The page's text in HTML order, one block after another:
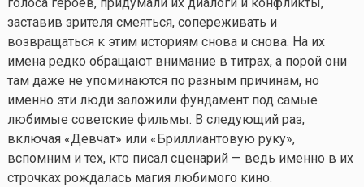
голоса героев, придумали их диалоги и конфликты,
заставив зрителя смеяться, сопереживать и
возвращаться к этим историям снова и снова. На их
имена редко обращают внимание в титрах, а порой они
там даже не упоминаются по разным причинам, но
именно эти люди заложили фундамент под самые
любимые советские фильмы. В следующий раз,
включая «Девчат» или «Бриллиантовую руку»,
вспомним и тех, кто писал сценарий — ведь именно в их
строчках рождалась магия любимого кино.